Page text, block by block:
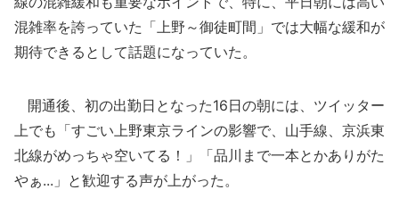
混雑率を誇っていた「上野～御徒町間」では大幅な緩和が
期待できるとして話題になっていた。
開通後、初の出勤日となった16日の朝には、ツイッター
上でも「すごい上野東京ラインの影響で、山手線、京浜東
北線がめっちゃ空いてる！」「品川まで一本とかありがた
やぁ...」と歓迎する声が上がった。